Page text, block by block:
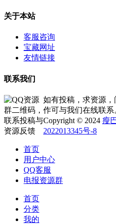
关于本站
客服咨询
宝藏网址
友情链接
联系我们
如有投稿，求资源
作可与我们在线联系
Copyright © 2024 瘦
2022013345号-8
首页
用户中心
QQ客服
电报资源群
首页
分类
我的